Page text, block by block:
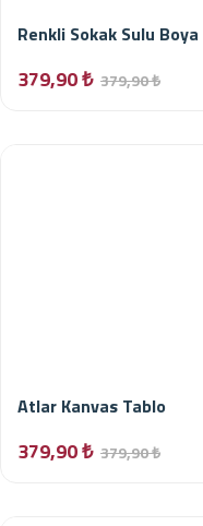
Renkli Sokak Sulu
379,90 ₺ 379,90 ₺
Atlar Kanvas Tablo
379,90 ₺ 379,90 ₺